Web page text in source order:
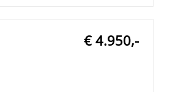
€ 4.950,-